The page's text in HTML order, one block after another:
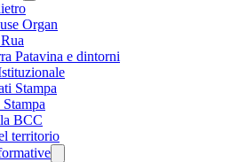
Organ
Patavina e dintorni
Stampa
Stampa
BCC
territorio